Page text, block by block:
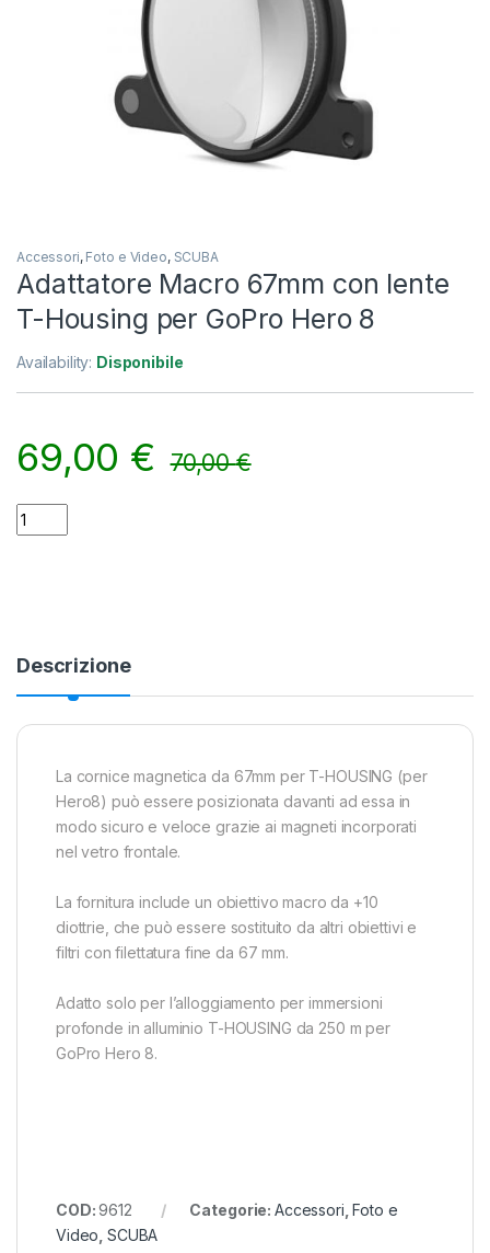
Accessori, Foto e Video, SCUBA
Adattatore Macro 67mm con lente
T-Housing per GoPro Hero 8
Availability: Disponibile
69,00 € 70,00€
Adattatore Macro 67mm con lente T-Housing per GoPro
Descrizione
La cornice magnetica da 67mm per T-HOUSING (per
Hero8) può essere posizionata davanti ad essa in
modo sicuro e veloce grazie ai magneti incorporati
nel vetro frontale.
La fornitura include un obiettivo macro da +10
diottrie, che può essere sostituito da altri obiettivi e
filtri con filettatura fine da 67 mm.
Adatto solo per l’alloggiamento per immersioni
profonde in alluminio T-HOUSING da 250 m per
GoPro Hero 8.
COD:9612 Categorie: Accessori ,Foto e
Video ,SCUBA